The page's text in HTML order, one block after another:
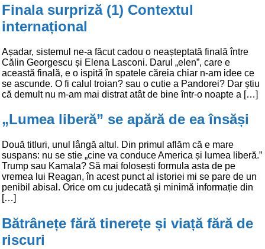
Finala surpriză (1) Contextul
internațional
Așadar, sistemul ne-a făcut cadou o neașteptată finală între
Călin Georgescu și Elena Lasconi. Darul „elen”, care e
această finală, e o ispită în spatele căreia chiar n-am idee ce
se ascunde. O fi calul troian? sau o cutie a Pandorei? Dar știu
că demult nu m-am mai distrat atât de bine într-o noapte a […]
„Lumea liberă” se apără de ea însăși
Două titluri, unul lângă altul. Din primul aflăm că e mare
suspans: nu se stie „cine va conduce America și lumea liberă.”
Trump sau Kamala? Să mai folosești formula asta de pe
vremea lui Reagan, în acest punct al istoriei mi se pare de un
penibil abisal. Orice om cu judecată și minimă informație din
[…]
Bătrânețe fără tinerețe și viață fără de
riscuri